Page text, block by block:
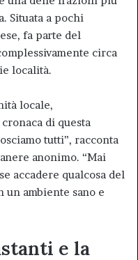
Situata a pochi
fa parte del
circa
località.
locale,
di questa
tutti”, racconta
anonimo. “Mai
accadere qualcosa del
ambiente sano e
e la